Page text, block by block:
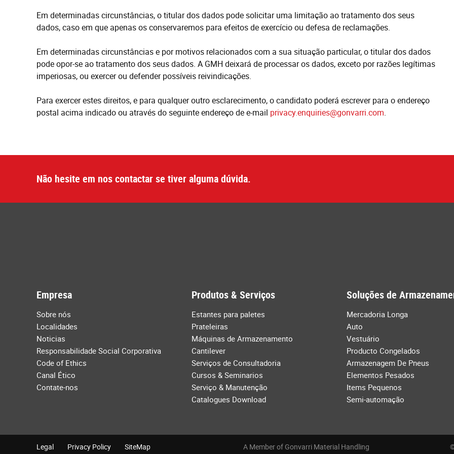
Em determinadas circunstâncias, o titular dos dados pode solicitar uma limitação ao tratamento dos seus
dados, caso em que apenas os conservaremos para efeitos de exercício ou defesa de reclamações.
Em determinadas circunstâncias e por motivos relacionados com a sua situação particular, o titular dos dados
pode opor-se ao tratamento dos seus dados. A GMH deixará de processar os dados, exceto por razões legítimas
imperiosas, ou exercer ou defender possíveis reivindicações.
Para exercer estes direitos, e para qualquer outro esclarecimento, o candidato poderá escrever para o endereço
postal acima indicado ou através do seguinte endereço de e-mail privacy.enquiries@gonvarri.com.
Não hesite em nos contactar se tiver alguma dúvida.
Empresa
Sobre nós
Localidades
Noticias
Responsabilidade Social Corporativa
Code of Ethics
Canal Ético
Contate-nos
Produtos & Serviços
Estantes para paletes
Prateleiras
Máquinas de Armazenamento
Cantilever
Serviços de Consultadoria
Cursos & Seminarios
Serviço & Manutenção
Catalogues Download
Soluções de
Mercadoria Longa
Auto
Vestuário
Producto Congelados
Armazenagem De Pneus
Elementos Pesados
Items Pequenos
Semi-automação
Legal Privacy Policy SiteMap A Member of Gonvarri Material Handling